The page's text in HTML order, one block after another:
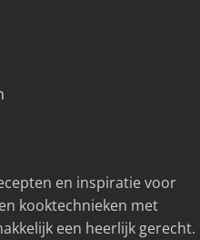
en inspiratie voor
kooktechnieken met
een heerlijk gerecht.